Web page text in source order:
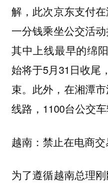
解，此次京东支付
一分钱乘坐公交活
其中上线最早的绵
始将于5月31日收尾
束。此外，在湘潭
线路，1100台公交车
越南：禁止在电商
为了遵循越南总理